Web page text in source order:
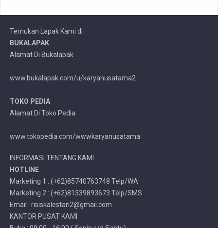
Temukan Lapak Kami di :
BUKALAPAK
Alamat Di Bukalapak
www.bukalapak.com/u/karyanusatama2
TOKO PEDIA
Alamat Di Toko Pedia
www.tokopedia.com/wwwkaryanusatama
INFORMASI TENTANG KAMI
HOTLINE
Marketing 1 : (+62)85740763748 Telp/WA
Marketing 2 : (+62)81339893673 Telp/SMS
Email : risiskalestari2@gmail.com
KANTOR PUSAT KAMI